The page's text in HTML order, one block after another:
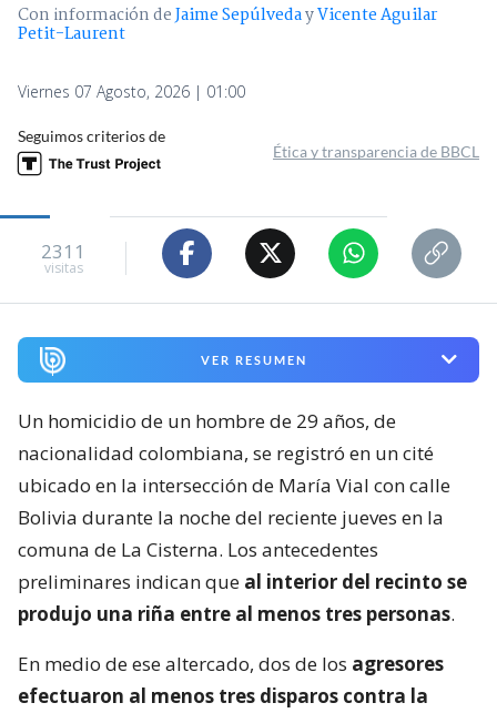
Con información deJaime SepúlvedayVicente Aguilar
Petit-Laurent
Viernes 07 Agosto, 2026 | 01:00
Seguimos criterios de
Ética y transparencia de BBCL
2311
visitas
VER RESUMEN
Un homicidio de un hombre de 29 años, de
nacionalidad colombiana, se registró en un cité
ubicado en la intersección de María Vial con calle
Bolivia durante la noche del reciente jueves en la
comuna de La Cisterna. Los antecedentes
preliminares indican que al interior del recinto se
produjo una riña entre al menos tres personas.
En medio de ese altercado, dos de los agresores
efectuaron al menos tres disparos contra la